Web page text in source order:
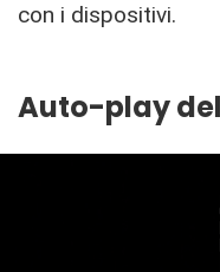
con i dispositivi.
Auto-play